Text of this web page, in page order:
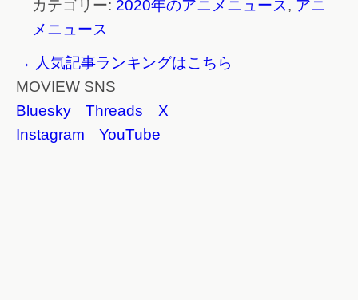
カテゴリー: 2020年のアニメニュース, アニ
メニュース
→ 人気記事ランキングはこちら
MOVIEW SNS
Bluesky
Threads
X
Instagram
YouTube